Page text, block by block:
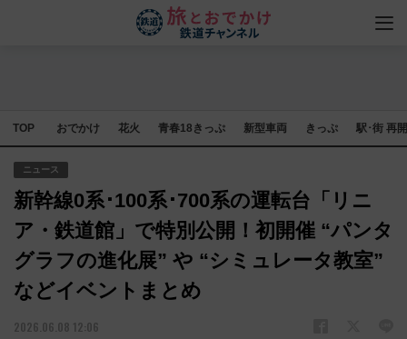
TOP おでかけ 花火 青春18きっぷ 新型車両 きっぷ 駅･街 再
ニュース
新幹線0系･100系･700系の運転台「リニ
ア・鉄道館」で特別公開！初開催 “パンタ
グラフの進化展” や “シミュレータ教室”
などイベントまとめ
2026.06.08 12:06